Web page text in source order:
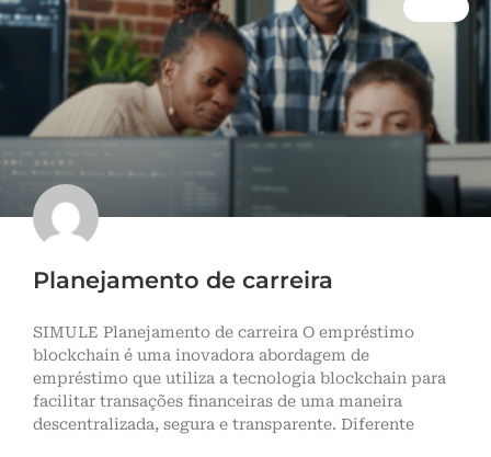
Planejamento de carreira
SIMULE Planejamento de carreira O empréstimo
blockchain é uma inovadora abordagem de
empréstimo que utiliza a tecnologia blockchain para
facilitar transações financeiras de uma maneira
descentralizada, segura e transparente. Diferente